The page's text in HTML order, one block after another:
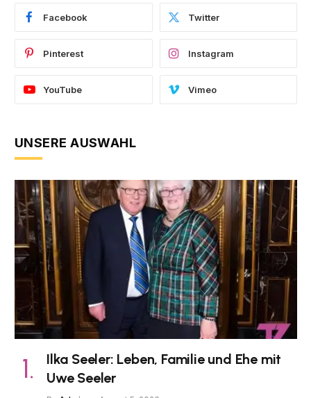
Facebook Twitter
Pinterest Instagram
YouTube Vimeo
UNSERE AUSWAHL
Ilka Seeler: Leben, Familie und Ehe mit
Uwe Seeler